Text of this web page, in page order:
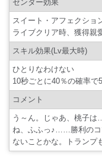
センター効果
スイート・アフェクショ
ライブクリア時、獲得親
スキル効果(Lv最大時)
ひとりなわけない
10秒ごとに40％の確率
コメント
う～ん。じゃあ、桃子
ね、ふふっ♪……勝利の
ないことかな。トランプ